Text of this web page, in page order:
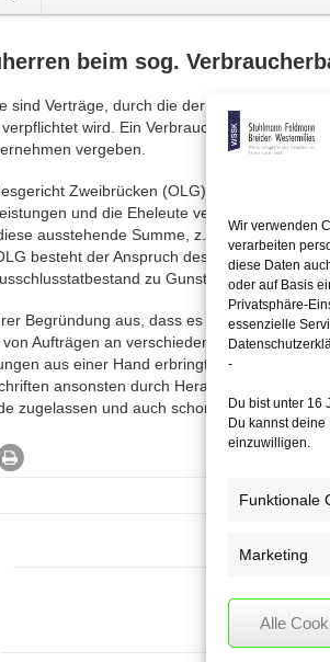
Wir verwenden
verarbeiten
diese Daten
oder auf Basis
Privatsphäre-
essenzielle
-
Du bist unter 16
Du kannst
einzuwilligen.
Funktionale
Marketing
Alle
beim sog.
sind Verträge, durch die der Unternehmer
wird. Ein Verbraucherbauvertrag
vergeben.
Zweibrücken (OLG) entschiedenen
und die Eheleute verweigerten die
ausstehende Summe, z. B. durch eine
besteht der Anspruch des
zu Gunsten der
Begründung aus, dass es in der
Aufträgen an verschiedene
aus einer Hand erbringt oder die
ansonsten durch Herausnahme
zugelassen und auch schon eingelegt.